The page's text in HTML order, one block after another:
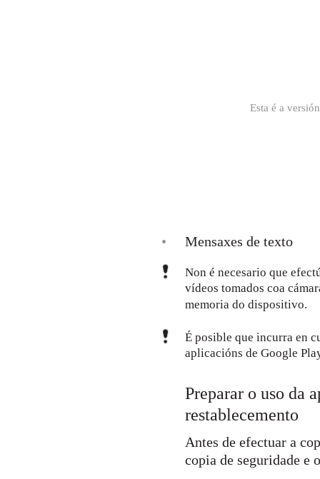
Esta é a
• Mensaxes de texto
Non é necesario que
vídeos tomados coa
memoria do dispositivo.
É posible que incurra en
aplicacións de Google
Preparar o uso da
restablecemento
Antes de efectuar a
copia de seguridade e